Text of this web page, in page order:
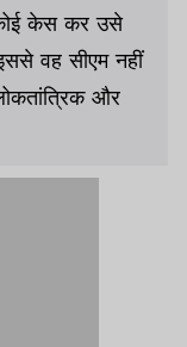
कोई केस कर उसे
वह सीएम नहीं